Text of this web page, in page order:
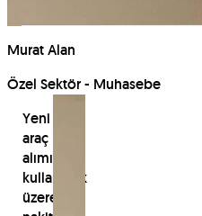
Murat Alan
Özel Sektör - Muhasebe
Yeni
araç
alımında
kullanmak
üzere